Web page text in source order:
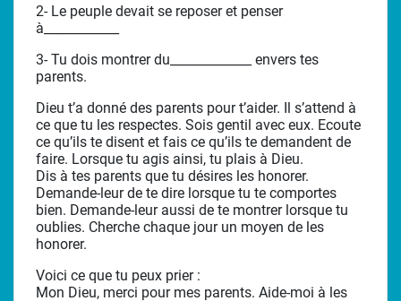
2- Le peuple devait se reposer et penser
à____________
3- Tu dois montrer du_____________ envers tes
parents.
Dieu t’a donné des parents pour t’aider. Il s’attend à
ce que tu les respectes. Sois gentil avec eux. Ecoute
ce qu’ils te disent et fais ce qu’ils te demandent de
faire. Lorsque tu agis ainsi, tu plais à Dieu.
Dis à tes parents que tu désires les honorer.
Demande-leur de te dire lorsque tu te comportes
bien. Demande-leur aussi de te montrer lorsque tu
oublies. Cherche chaque jour un moyen de les
honorer.
Voici ce que tu peux prier :
Mon Dieu, merci pour mes parents. Aide-moi à les